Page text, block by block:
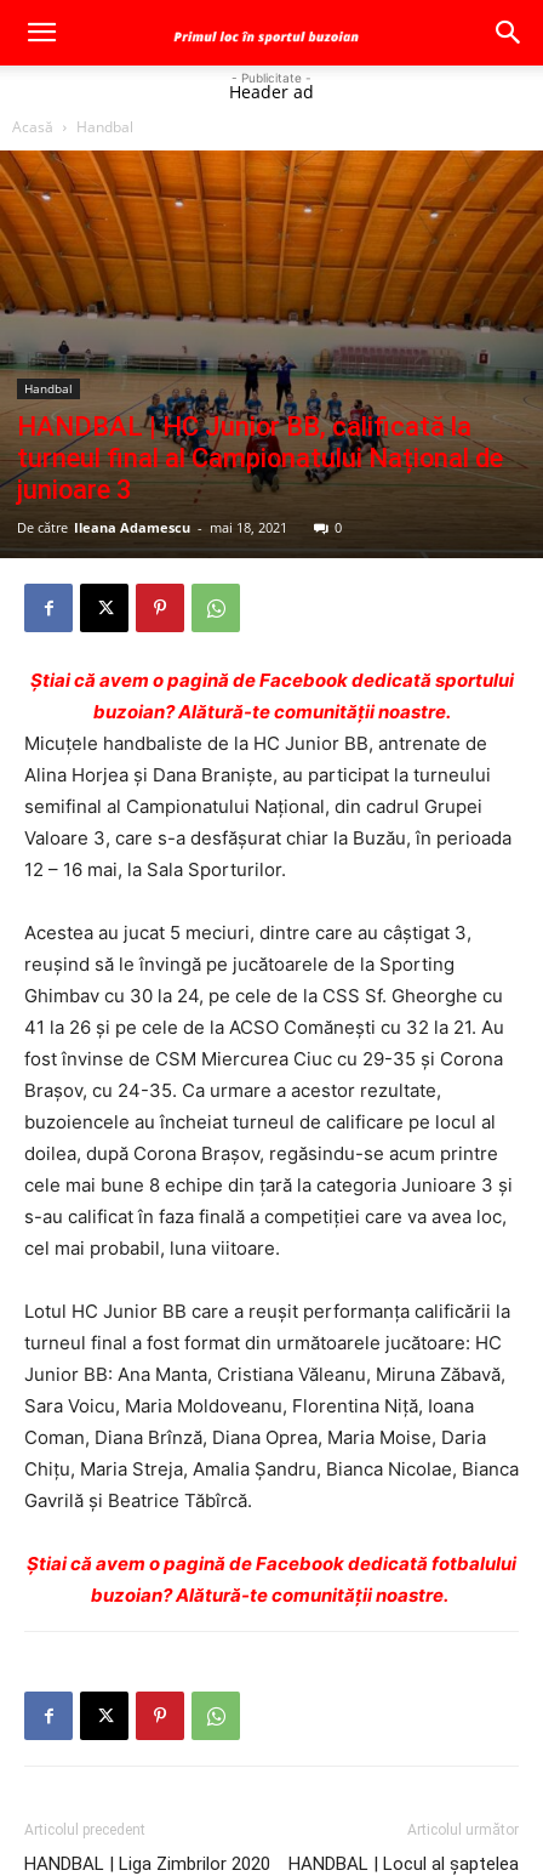
- Publicitate -
Header ad
Acasă Handbal
Handbal
HANDBAL | HC Junior BB, calificată la
turneul final al Campionatului Național de
junioare 3
De către Ileana Adamescu - mai 18, 2021 0
Ştiai că avem o pagină de Facebook dedicată sportului
buzoian? Alătură-te comunității noastre.
Micuțele handbaliste de la HC Junior BB, antrenate de
Alina Horjea și Dana Braniște, au participat la turneului
semifinal al Campionatului Național, din cadrul Grupei
Valoare 3, care s-a desfășurat chiar la Buzău, în perioada
12 – 16 mai, la Sala Sporturilor.
Acestea au jucat 5 meciuri, dintre care au câștigat 3,
reușind să le învingă pe jucătoarele de la Sporting
Ghimbav cu 30 la 24, pe cele de la CSS Sf. Gheorghe cu
41 la 26 și pe cele de la ACSO Comănești cu 32 la 21. Au
fost învinse de CSM Miercurea Ciuc cu 29-35 şi Corona
Brașov, cu 24-35. Ca urmare a acestor rezultate,
buzoiencele au încheiat turneul de calificare pe locul al
doilea, după Corona Brașov, regăsindu-se acum printre
cele mai bune 8 echipe din țară la categoria Junioare 3 și
s-au calificat în faza finală a competiției care va avea loc,
cel mai probabil, luna viitoare.
Lotul HC Junior BB care a reușit performanța calificării la
turneul final a fost format din următoarele jucătoare: HC
Junior BB: Ana Manta, Cristiana Văleanu, Miruna Zăbavă,
Sara Voicu, Maria Mol­doveanu, Florentina Niţă, Ioana
Coman, Diana Brînză, Diana Oprea, Maria Moise, Daria
Chiţu, Maria Streja, Amalia Şandru, Bianca Nicolae, Bianca
Gavrilă și Beatrice Tăbîrcă.
Ştiai că avem o pagină de Facebook dedicată fotbalului
buzoian? Alătură-te comunității noastre.
Articolul precedent
HANDBAL | Liga Zimbrilor 2020
Articolul următor
HANDBAL | Locul al șaptelea